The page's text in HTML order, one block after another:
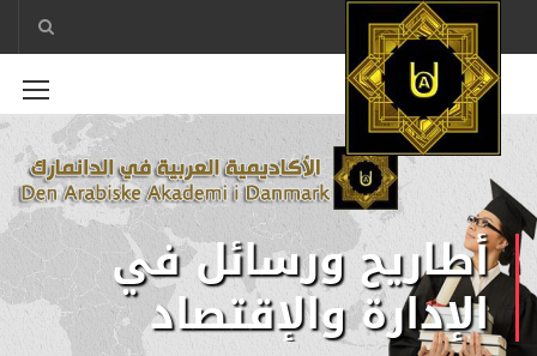
أطاريح ورسائل في
الإدارة والإقتصاد